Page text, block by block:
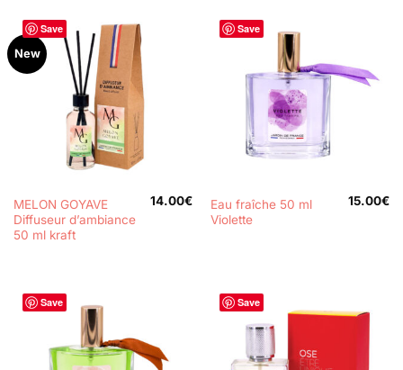
Save
New
MELON GOYAVE
Diffuseur d’ambiance
50 ml kraft
14.00€
Save
Eau fraîche 50 ml
Violette
15.00€
Save Save